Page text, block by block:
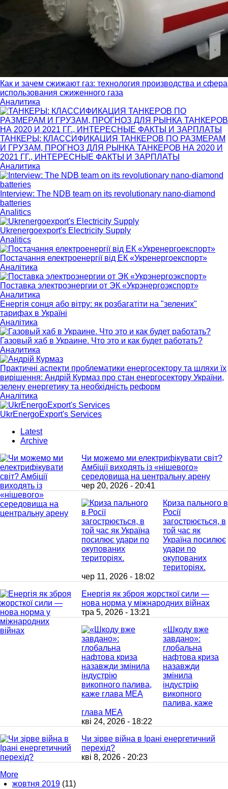
Как и зачем сжижают газ: технология производства и сфера
использования сжиженного газа
Аналитика
ТАНКЕРЫ: КЛАССИФИКАЦИЯ ТАНКЕРОВ ПО РАЗМЕРАМ
И ГРУЗАМ, ПРОГНОЗ ДЛЯ РЫНКА ТАНКЕРОВ НА 2020 И
2021 ГГ., ИНТЕРЕСНЫЕ ФАКТЫ И ЗАРПЛАТЫ
Аналитика
Interview: The NDB team on its revolutionary nano-diamond
batteries
Analitics
Ukrenergoexport's Electricity Supply
Analitics
Постачання електроенергії від ЕК «Укренергоекспорт»
Аналітика
Поставка электроэнергии от ЭК «Укрэнергоэкспорт»
Аналитика
Енергія сонця або вітру: як розбагатіти на "зелених"
тарифах в Україні
Аналітика
Газовый хаб в Украине. Что это и как будет работать?
Аналитика
Практичні аспекти проблематики енергосектору та шляхи їх
вирішення: Андрій Курмаз про стан енергосектору України,
зелену енергетику та необхідність реформ
Аналітика
UkrEnergoExport's Services
Latest
Archive
Чи можемо ми електрифікувати світ?
Амбіції виходять із «нішевого»
середовища на центральну арену
чер 20, 2026 - 20:41
Криза пального в
Росії
загострюється, в
той час як
Україна посилює
удари по
окупованих
територіях.
чер 11, 2026 - 18:02
Енергія як зброя жорсткої сили —
нова норма у міжнародних війнах
тра 5, 2026 - 13:21
«Шкоду вже
завдано»:
глобальна
нафтова криза
назавжди
змінила
індустрію
викопного
палива, каже
глава МЕА
кві 24, 2026 - 18:22
Чи зірве війна в Ірані енергетичний
перехід?
кві 8, 2026 - 20:23
More
жовтня 2019 (11)